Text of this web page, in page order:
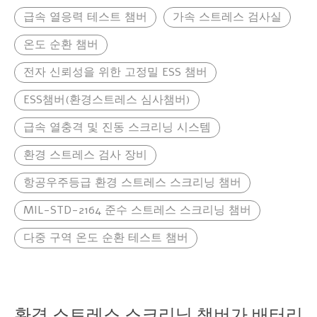
급속 열응력 테스트 챔버
가속 스트레스 검사실
온도 순환 챔버
전자 신뢰성을 위한 고정밀 ESS 챔버
ESS챔버(환경스트레스 심사챔버)
급속 열충격 및 진동 스크리닝 시스템
환경 스트레스 검사 장비
항공우주등급 환경 스트레스 스크리닝 챔버
MIL-STD-2164 준수 스트레스 스크리닝 챔버
다중 구역 온도 순환 테스트 챔버